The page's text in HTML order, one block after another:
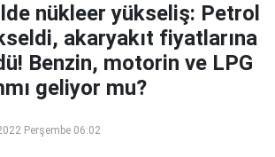
nükleer yükseliş: Petrol
akaryakıt fiyatlarına
Benzin, motorin ve LPG
geliyor mu?
Perşembe 06:02